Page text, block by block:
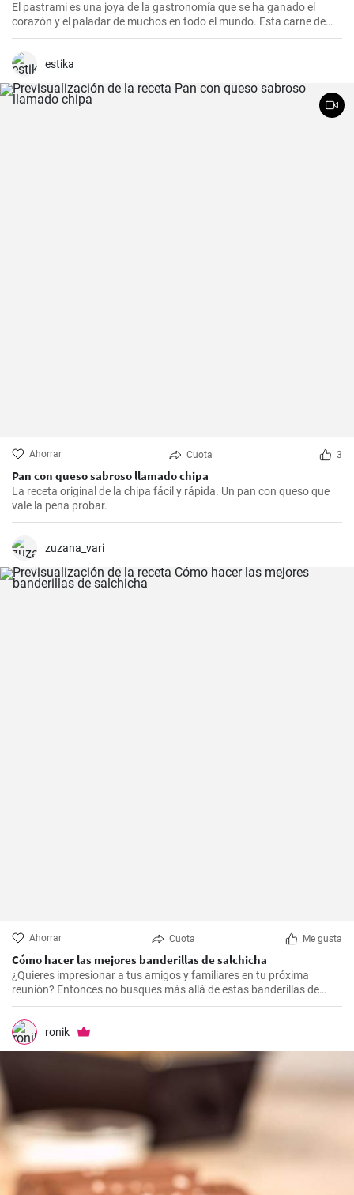
El pastrami es una joya de la gastronomía que se ha ganado el
corazón y el paladar de muchos en todo el mundo. Esta carne de
vacuno curada con sal y una exquisita mezcla de especias,
ahumada y cocida a fuego lento, resulta en un sabor intenso y
delicioso.estika
Ahorrar Cuota 3
Pan con queso sabroso llamado chipa
La receta original de la chipa fácil y rápida. Un pan con queso que
vale la pena probar.
zuzana_vari
Ahorrar Cuota Me gusta
Cómo hacer las mejores banderillas de salchicha
¿Quieres impresionar a tus amigos y familiares en tu próxima
reunión? Entonces no busques más allá de estas banderillas de
salchicha. Con su exterior crujiente y su interior suave y sabroso,
estas banderillas serán el éxito de cualquier fiesta.
ronik